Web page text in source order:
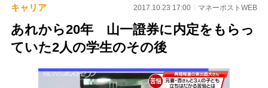
キャリア 2017.10.23 17:00 マネーポストWEB
あれから20年 山一證券に内定をもらっ
ていた2人の学生のその後